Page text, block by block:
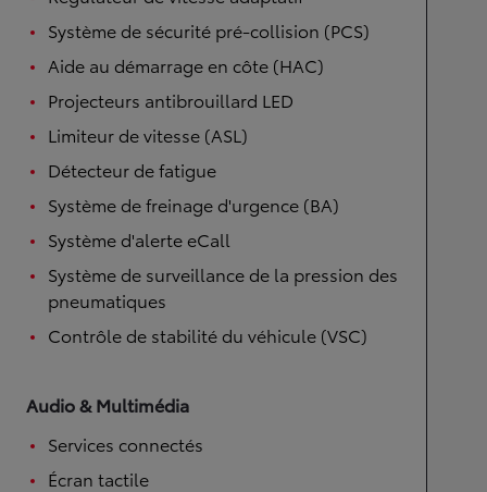
Système de sécurité pré-collision (PCS)
Aide au démarrage en côte (HAC)
Projecteurs antibrouillard LED
Limiteur de vitesse (ASL)
Détecteur de fatigue
Système de freinage d'urgence (BA)
Système d'alerte eCall
Système de surveillance de la pression des
pneumatiques
Contrôle de stabilité du véhicule (VSC)
Audio & Multimédia
Services connectés
Écran tactile